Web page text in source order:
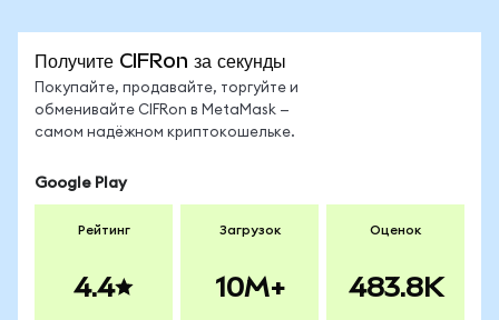
Получите CIFRon за секунды
Покупайте, продавайте, торгуйте и
обменивайте CIFRon в MetaMask —
самом надёжном криптокошельке.
Google Play
Рейтинг
4.4
Загрузок
10M+
Оценок
483.8K